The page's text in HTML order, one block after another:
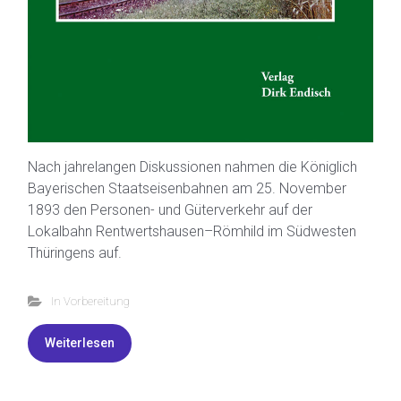
Nach jahrelangen Diskussionen nahmen die Königlich
Bayerischen Staatseisenbahnen am 25. November
1893 den Personen- und Güterverkehr auf der
Lokalbahn Rentwertshausen–Römhild im Südwesten
Thüringens auf.
In Vorbereitung
Weiterlesen